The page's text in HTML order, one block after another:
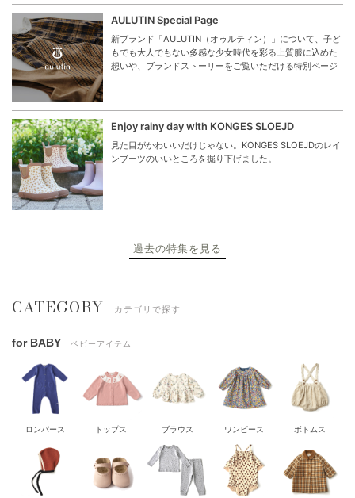
AULUTIN Special Page
新ブランド「AULUTIN（オゥルティン）」について、子ど
もでも大人でもない多感な少女時代を彩る上質服に込めた
想いや、ブランドストーリーをご覧いただける特別ページ
Enjoy rainy day with KONGES SLOEJD
見た目がかわいいだけじゃない。KONGES SLOEJDのレイ
ンブーツのいいところを掘り下げました。
過去の特集を見る
CATEGORY カテゴリで探す
for BABY ベビーアイテム
ロンパース トップス ブラウス ワンピース ボトムス